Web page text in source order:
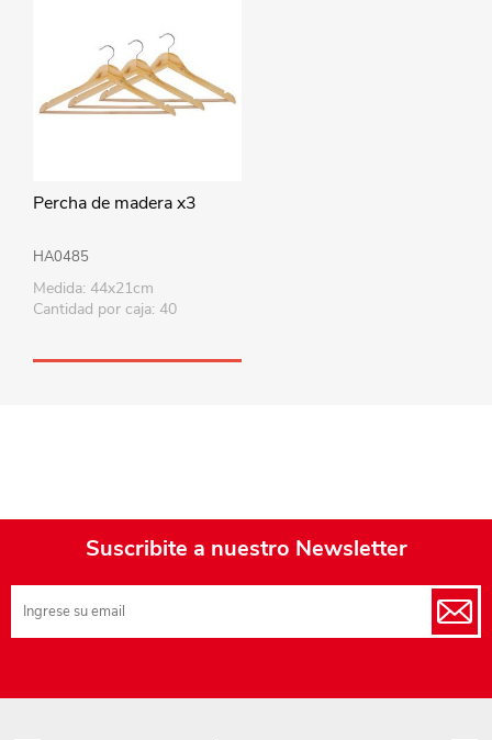
Percha de madera x3
HA0485
Medida: 44x21cm
Cantidad por caja: 40
Suscribite a nuestro Newsletter